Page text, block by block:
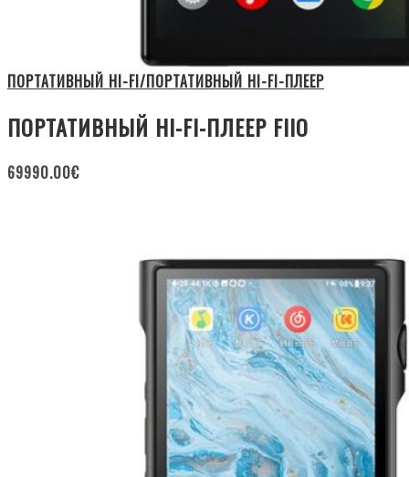
ПОРТАТИВНЫЙ HI-FI/ПОРТАТИВНЫЙ HI-FI-ПЛЕЕР
ПОРТАТИВНЫЙ HI-FI-ПЛЕЕР FIIO
69990.00€